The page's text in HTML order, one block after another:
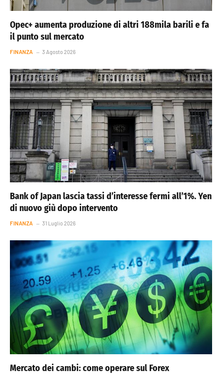
Opec+ aumenta produzione di altri 188mila barili e fa
il punto sul mercato
FINANZA 3 Agosto 2026
Bank of Japan lascia tassi d’interesse fermi all’1%. Yen
di nuovo giù dopo intervento
FINANZA 31 Luglio 2026
Mercato dei cambi: come operare sul Forex